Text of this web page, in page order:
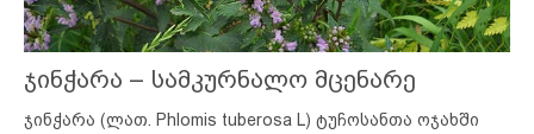
ჯინჭარა – სამკურნალო მცენარე
ჯინჭარა (ლათ. Phlomis tuberosa L) ტუჩოსანთა ოჯახში